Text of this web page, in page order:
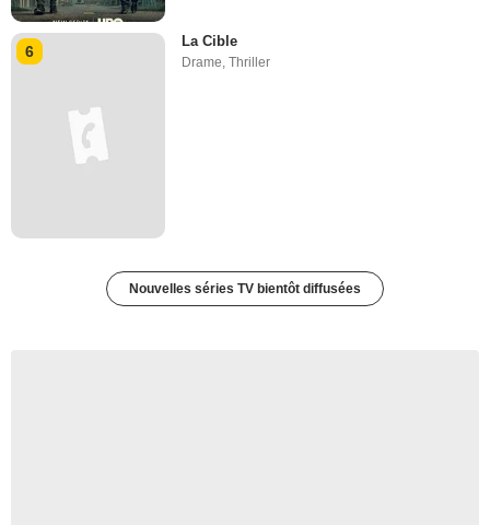
6
La Cible
Drame ,Thriller
Nouvelles séries TV bientôt diffusées